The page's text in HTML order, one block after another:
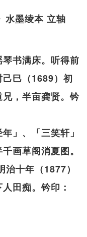
水墨绫本 立轴
书满床。听得前
巳（1689）初
，半亩龚贤。钤
」、「三笑轩」
画草阁消夏图。
十年（1877）
田痴。钤印：